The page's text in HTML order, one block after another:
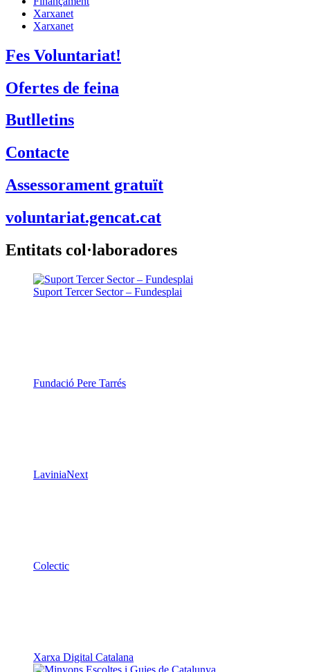
Xarxanet
Xarxanet
Fes Voluntariat!
Ofertes de feina
Butlletins
Contacte
Assessorament gratuït
voluntariat.gencat.cat
Entitats col·laboradores
Suport Tercer Sector – Fundesplai
Fundació Pere Tarrés
LaviniaNext
Kiwop